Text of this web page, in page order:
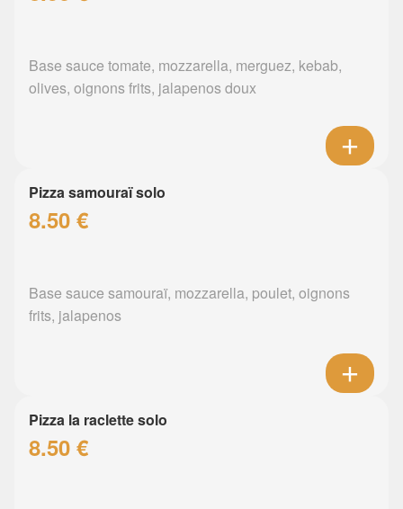
Base sauce tomate, mozzarella, merguez, kebab,
olives, oignons frits, jalapenos doux
Pizza samouraï solo
8.50 €
Base sauce samouraï, mozzarella, poulet, oignons
frits, jalapenos
Pizza la raclette solo
8.50 €